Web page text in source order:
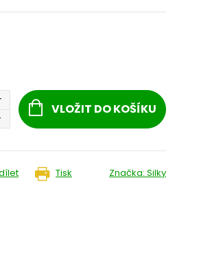
VLOŽIT DO KOŠÍKU
Tisk Značka: Silky